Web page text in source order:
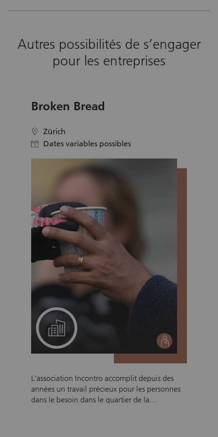
Autres possibilités de s’engager
pour les entreprises
Broken Bread
location Zürich
calendar Dates variables possibles
Un projet pour votre équipe
social
L'association Incontro accomplit depuis des
années un travail précieux pour les personnes
dans le besoin dans le quartier de la